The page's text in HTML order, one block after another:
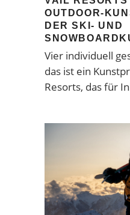
OUTDOOR-
DER SKI- UND
Vier individuell
das ist ein
Resorts, das für